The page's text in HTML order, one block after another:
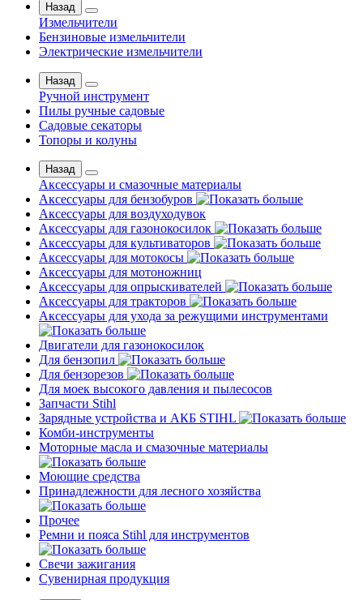
Назад
Измельчители
Бензиновые измельчители
Электрические измельчители
Назад
Ручной инструмент
Пилы ручные садовые
Садовые секаторы
Топоры и колуны
Назад
Аксессуары и смазочные материалы
Аксессуары для бензобуров
Аксессуары для воздуходувок
Аксессуары для газонокосилок
Аксессуары для культиваторов
Аксессуары для мотокосы
Аксессуары для мотоножниц
Аксессуары для опрыскивателей
Аксессуары для тракторов
Аксессуары для ухода за режущими инструментами
Двигатели для газонокосилок
Для бензопил
Для бензорезов
Для моек высокого давления и пылесосов
Запчасти Stihl
Зарядные устройства и АКБ STIHL
Комби-инструменты
Моторные масла и смазочные материалы
Моющие средства
Принадлежности для лесного хозяйства
Прочее
Ремни и пояса Stihl для инструментов
Свечи зажигания
Сувенирная продукция